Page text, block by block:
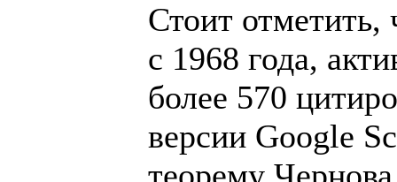
Стоит отметить,
с 1968 года,
более 570
версии Google